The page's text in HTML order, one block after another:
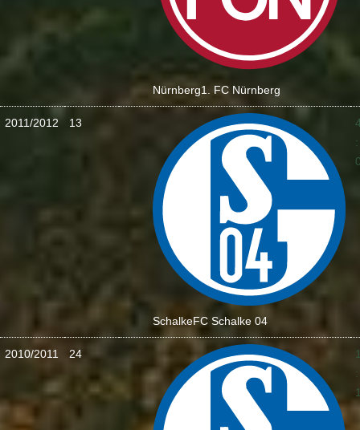
Nürnberg1. FC Nürnberg
2011/2012 13
SchalkeFC Schalke 04
:
2010/2011 24
: